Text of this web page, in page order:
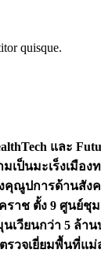
quisque.
และ
เป็นมะเร็งเมือง
คุณูปการด้านสั
าช ตั้ง 9 ศูนย์
เวียนกว่า 5 ล้า
ตรวจเยี่ยมพื้นที่แ